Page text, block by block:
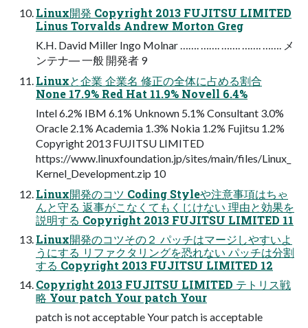
Linux開発 Copyright 2013 FUJITSU LIMITED
Linus Torvalds Andrew Morton Greg
K.H. David Miller Ingo Molnar ……. ……. ……. ……. ……. メ
ンテナ― 一般 開発者 9
Linuxと企業 企業名 修正の全体に占める割合
None 17.9% Red Hat 11.9% Novell 6.4%
Intel 6.2% IBM 6.1% Unknown 5.1% Consultant 3.0%
Oracle 2.1% Academia 1.3% Nokia 1.2% Fujitsu 1.2%
Copyright 2013 FUJITSU LIMITED
https://www.linuxfoundation.jp/sites/main/files/Linux_
Kernel_Development.zip 10
Linux開発のコツ Coding Styleや注意事項はちゃ
んと守る 返事がこなくてもくじけない 理由と効果を
説明する Copyright 2013 FUJITSU LIMITED 11
Linux開発のコツその２ パッチはマージしやすいよ
うにする リファクタリングを恐れない パッチは分割
する Copyright 2013 FUJITSU LIMITED 12
Copyright 2013 FUJITSU LIMITED テトリス戦
略 Your patch Your patch Your
patch is not acceptable Your patch is acceptable